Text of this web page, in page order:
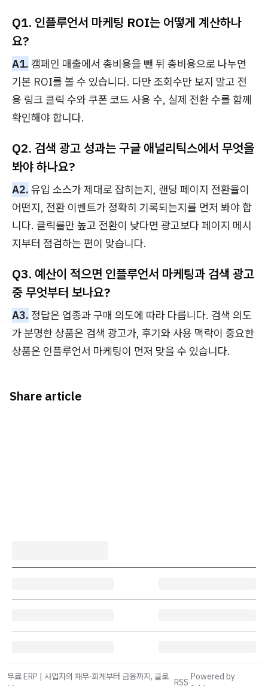
Q1. 인플루언서 마케팅 ROI는 어떻게 계산하나
요?
A1. 캠페인 매출에서 총비용을 뺀 뒤 총비용으로 나누면
기본 ROI를 볼 수 있습니다. 다만 조회수만 보지 말고 전
용 링크 클릭 수와 쿠폰 코드 사용 수, 실제 전환 수를 함께
확인해야 합니다.
Q2. 검색 광고 성과는 구글 애널리틱스에서 무엇을
봐야 하나요?
A2. 유입 소스가 제대로 잡히는지, 랜딩 페이지 전환율이
어떤지, 전환 이벤트가 정확히 기록되는지를 먼저 봐야 합
니다. 클릭률만 높고 전환이 낮다면 광고보다 페이지 메시
지부터 점검하는 편이 맞습니다.
Q3. 예산이 적으면 인플루언서 마케팅과 검색 광고
중 무엇부터 보나요?
A3. 정답은 업종과 구매 의도에 따라 다릅니다. 검색 의도
가 분명한 상품은 검색 광고가, 후기와 사용 맥락이 중요한
상품은 인플루언서 마케팅이 먼저 맞을 수 있습니다.
Share article
무료 ERP | 사업자의 재무·회계부터 금융까지, 클로
RSS·
Powered by